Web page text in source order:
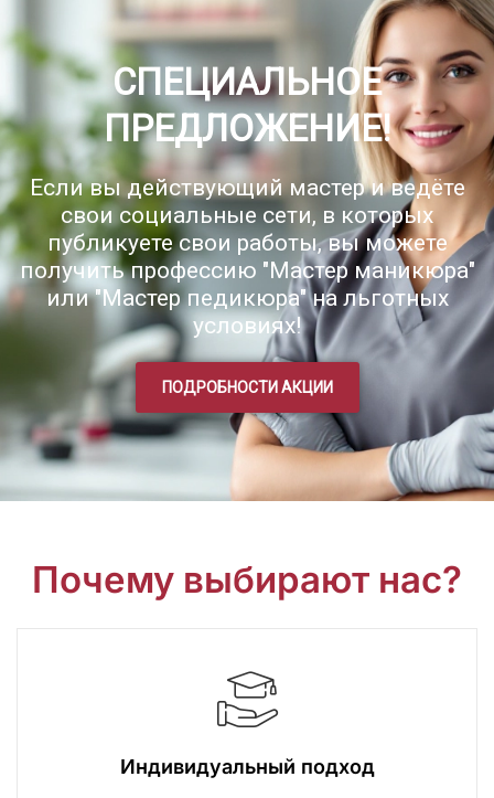
СПЕЦИАЛЬНОЕ
ПРЕДЛОЖЕНИЕ!
Если вы действующий мастер и ведёте
свои социальные сети, в которых
публикуете свои работы, вы можете
получить профессию "Мастер маникюра"
или "Мастер педикюра" на льготных
условиях!
ПОДРОБНОСТИ АКЦИИ
Почему выбирают нас?
Индивидуальный подход